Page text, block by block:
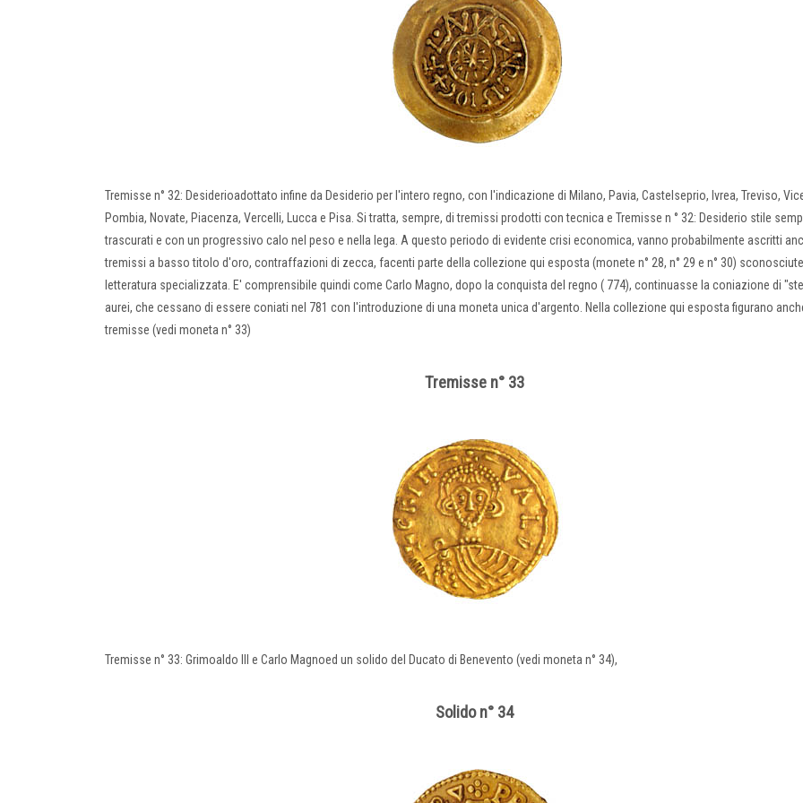
Tremisse n° 32: Desiderioadottato infine da Desiderio per l'intero regno, con l'indicazione di Milano, Pavia, Castelseprio, Ivrea, Treviso,
Pombia, Novate, Piacenza, Vercelli, Lucca e Pisa. Si tratta, sempre, di tremissi prodotti con tecnica e Tremisse n ° 32: Desiderio stile
trascurati e con un progressivo calo nel peso e nella lega. A questo periodo di evidente crisi economica, vanno probabilmente ascritti
tremissi a basso titolo d'oro, contraffazioni di zecca, facenti parte della collezione qui esposta (monete n° 28, n° 29 e n° 30)
letteratura specializzata. E' comprensibile quindi come Carlo Magno, dopo la conquista del regno ( 774), continuasse la coniazione di
aurei, che cessano di essere coniati nel 781 con l'introduzione di una moneta unica d'argento. Nella collezione qui esposta figurano
tremisse (vedi moneta n° 33)
Tremisse n° 33
Tremisse n° 33: Grimoaldo III e Carlo Magnoed un solido del Ducato di Benevento (vedi moneta n° 34),
Solido n° 34